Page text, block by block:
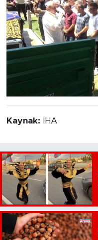
Kaynak: İHA